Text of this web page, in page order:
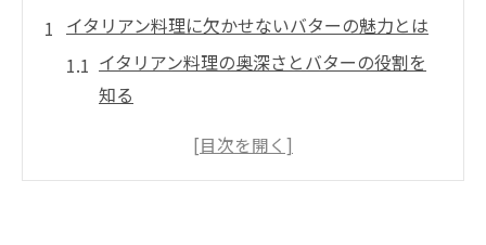
イタリアン料理に欠かせないバターの魅力とは
イタリアン料理の奥深さとバターの役割を
知る
イタリアンで際立つバターの風味の秘密